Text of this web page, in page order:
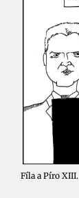
Fíla a Píro XIII.